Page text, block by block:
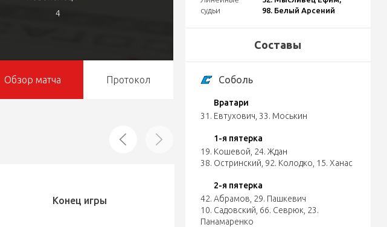
4
Обзор матча Протокол
Конец игры
судьи
98. Белый Арсений
Составы
Соболь
Вратари
31. Евтухович 33. Моськин
1-я пятерка
19. Кошевой 24. Ждан
38. Остринский 92. Колодко 15. Ханас
2-я пятерка
42. Абрамов 29. Пашкевич
10. Садовский 66. Севрюк 23.
Панамаренко